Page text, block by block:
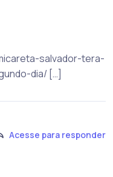
salvador-tera-
dia/ […]
Acesse para responder